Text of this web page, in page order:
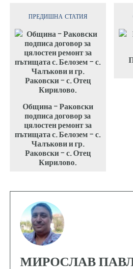
ПРЕДИШНА СТАТИЯ
Община – Раковски
подписа договор за
цялостен ремонт за
пътищата с. Белозем – с.
Чалъкови и гр.
Раковски – с. Отец
Кирилово.
МИРОСЛАВ